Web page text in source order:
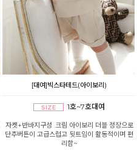
[대여]빅스타테드(아이보리)
1호~7호대여
자켓+반바지구성 .크림 아이보리 더블 정장으로
단추버튼이 고급스럽고 뒷트임이 활동적이며 편
리함~